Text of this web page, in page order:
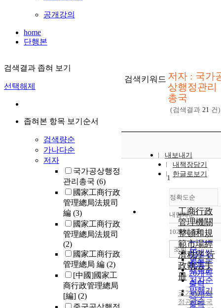
공개강의
home
단행본
검색결과 좁혀 보기
선택해제
좁혀본 항목 보기순서
검색량순
가나다순
저자
국가공상행정
관리총국 (6)
國家工商行政
管理總局法規司
編 (3)
國家工商行政
管理總局法規司
(2)
國家工商行政
管理總局 編 (2)
[中國]國家工
商行政管理總局
[編] (2)
검색키워드 저자 : 국가
상행정관리
총국
(검색결과 21 건)
내보내기
내책장담기
한글로보기
정확도순
정확도
순
인기도
순
연도순
제목순
저자순
발행기
관순
내림차순
내림차순
10개씩 출력
10개씩
출력
20개씩
출력
30개씩
출력
조회
1
工商行政
管理機關
整頓和規
範市場經
濟秩序 行
政執法手
冊
국가공상행
정관리총국